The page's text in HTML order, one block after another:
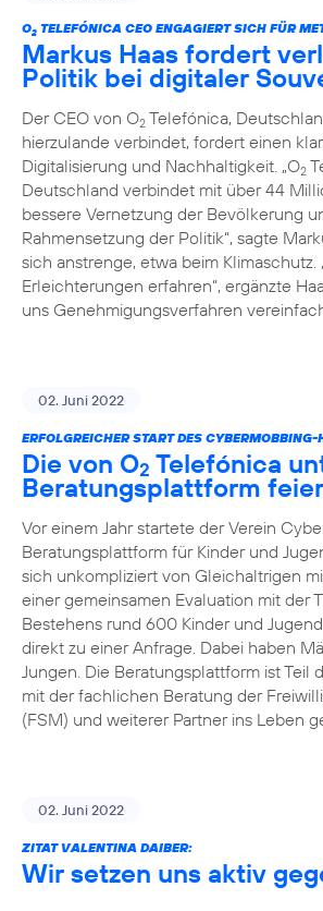
O2 TELEFÓNICA CEO ENGAGIERT SICH FÜR
Markus Haas fordert
Politik bei digitaler
Der CEO von O2 Telefónica,
hierzulande verbindet, fordert einen
Digitalisierung und Nachhaltigkeit. „O2
Deutschland verbindet mit über 44
bessere Vernetzung der Bevölkerung
Rahmensetzung der Politik“, sagte
sich anstrenge, etwa beim
Erleichterungen erfahren“, ergänzte
uns Genehmigungsverfahren
02. Juni 2022
ERFOLGREICHER START DES CYBERMOBBING-
Die von O2 Telefónica
Beratungsplattform
Vor einem Jahr startete der Verein
Beratungsplattform für Kinder und
sich unkompliziert von Gleichaltrigen
einer gemeinsamen Evaluation mit der
Bestehens rund 600 Kinder und
direkt zu einer Anfrage. Dabei haben
Jungen. Die Beratungsplattform ist Teil
mit der fachlichen Beratung der
(FSM) und weiterer Partner ins Leben
02. Juni 2022
ZITAT VALENTINA DAIBER:
Wir setzen uns aktiv